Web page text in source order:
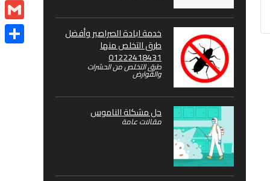
خدمة ابادة الصراصير وأفضل
طرق التخلص منها
01222418431
طرق التخلص من الحشرات
والقوارض
حل مشكلة الناموس
مقالات عامة
Email
Gmail